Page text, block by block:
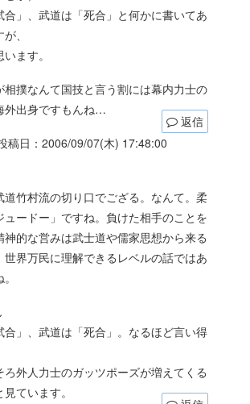
合」、武道は「死合」と何かに書いてあ
、
ます。
相撲なんて国技と言う割には幕内力士の
外出身ですもんね…
返信
稿日：2006/09/07(木) 17:48:00
道竹村流の切り口でござる。なんて。柔
ュードー」ですね。負けた相手のことを
神的な営みは武士道や儒家思想から来る
世界万民に理解できるレベルの話ではあ
合」、武道は「死合」。なるほど言い得
ろ外人力士のガッツポーズが増えてくる
ています。